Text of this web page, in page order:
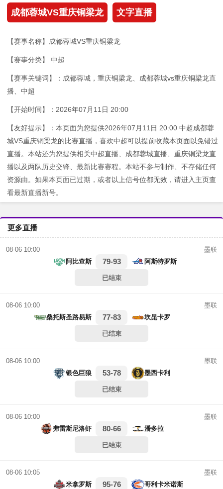
成都蓉城VS重庆铜梁龙 文字直播
【赛事名称】成都蓉城VS重庆铜梁龙
【赛事分类】 中超
【赛事关键词】：成都蓉城，重庆铜梁龙、成都蓉城vs重庆铜梁龙直
播、中超
【开始时间】：2026年07月11日 20:00
【友好提示】：本页面为您提供2026年07月11日 20:00 中超成都蓉
城VS重庆铜梁龙的比赛直播，喜欢中超可以提前收藏本页面以免错过
直播。本站还为您提供相关中超直播、成都蓉城直播、重庆铜梁龙直
播以及两队历史交锋、最新比赛赛程。本站不参与制作、不存储任何
资源由。如果本页面已过期，或者以上信号位都无效，请进入主页查
看最新直播新号。
更多直播
08-06 10:00
墨联
阿比查斯
79-93 阿斯特罗斯
已结束
08-06 10:00
墨联
桑托斯圣路易斯
77-83 坎昆卡罗
已结束
08-06 10:00
墨联
银色巨狼
53-78 墨西卡利
已结束
08-06 10:00
墨联
弗雷斯尼洛虾
80-66 潘多拉
已结束
08-06 10:05
墨联
米拿罗斯
95-76 哥利卡米诺斯